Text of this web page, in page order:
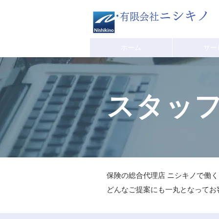
有限会社 ニシキノ
スタッ
保険の総合代理店 ニシキノで働
どんなご提案にも一丸となって